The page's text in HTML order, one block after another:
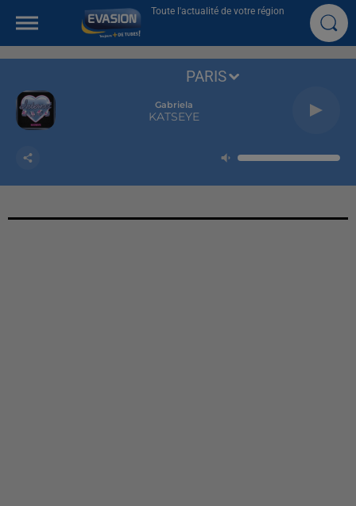
Toute l'actualité de votre région
Gabriela
KATSEYE
PARIS